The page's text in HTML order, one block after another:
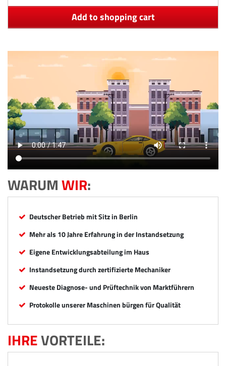
Add to shopping cart
WARUMWIR:
Deutscher Betrieb mit Sitz in Berlin
Mehr als 10 Jahre Erfahrung in der Instandsetzung
Eigene Entwicklungsabteilung im Haus
Instandsetzung durch zertifizierte Mechaniker
Neueste Diagnose- und Prüftechnik von Marktführern
Protokolle unserer Maschinen bürgen für Qualität
IHREVORTEILE: